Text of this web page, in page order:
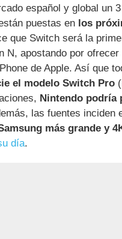
español y global un
puestas en los
que Switch será la
N, apostando por
de Apple. Así que
el modelo Switch Pro
Nintendo podría
las fuentes inciden
más grande y
día.